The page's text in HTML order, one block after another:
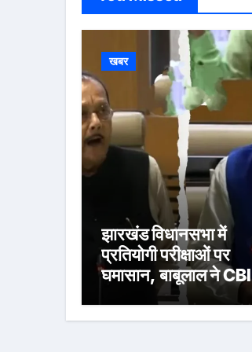
खबर
झारखंड विधानसभा में
प्रतियोगी परीक्षाओं पर
घमासान, बाबूलाल ने CBI
जांच की मांग उठाई